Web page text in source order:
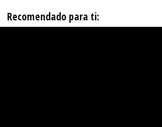
Recomendado para ti: